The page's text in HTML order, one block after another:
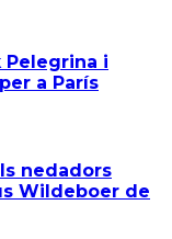
Pelegrina i
a París
nedadors
Wildeboer de